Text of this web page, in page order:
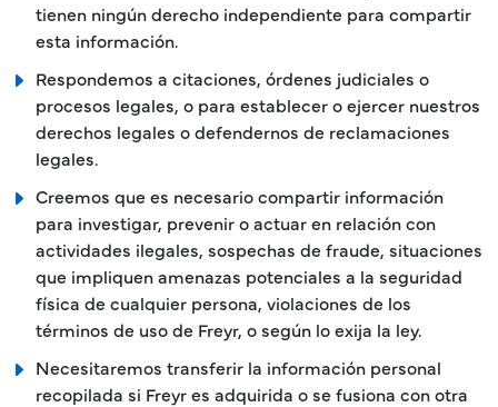
tienen ningún derecho independiente para compartir
esta información.
Respondemos a citaciones, órdenes judiciales o
procesos legales, o para establecer o ejercer nuestros
derechos legales o defendernos de reclamaciones
legales.
Creemos que es necesario compartir información
para investigar, prevenir o actuar en relación con
actividades ilegales, sospechas de fraude, situaciones
que impliquen amenazas potenciales a la seguridad
física de cualquier persona, violaciones de los
términos de uso de Freyr, o según lo exija la ley.
Necesitaremos transferir la información personal
recopilada si Freyr es adquirida o se fusiona con otra